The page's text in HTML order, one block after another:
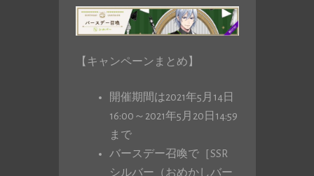
【キャンペーンまとめ】
開催期間は2021年5月14日
16:00～2021年5月20日14:59
まで
バースデー召喚で［SSR
シルバー（おめかしバー